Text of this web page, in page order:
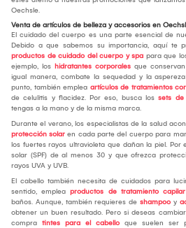
Oechsle.
Venta de artículos de belleza y accesorios en
El cuidado del cuerpo es una parte esencial de
Debido a que sabemos su importancia, aquí te
productos de cuidado del cuerpo y spa para que
ejemplo, los hidratantes corporales que
igual manera, combate la sequedad y la
punto, también emplea artículos de tratamientos
de celulitis y flacidez. Por eso, busca los sets de
tengas a la mano y de la misma marca.
Durante el verano, los especialistas de la salud
protección solar en cada parte del cuerpo para
los fuertes rayos ultravioleta que dañan la piel.
solar (SPF) de al menos 30 y que ofrezca
rayos UVA y UVB.
El cabello también necesita de cuidados para
sentido, emplea productos de tratamiento capilar
baños. Aunque, también requieres de shampoo y
obtener un buen resultado. Pero si deseas
compra tintes para el cabello que suelen ser